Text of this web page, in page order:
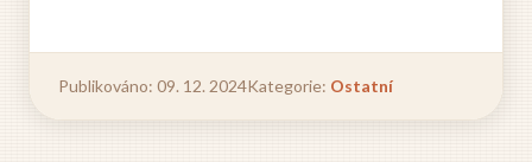
Publikováno: 09. 12. 2024Kategorie: Ostatní